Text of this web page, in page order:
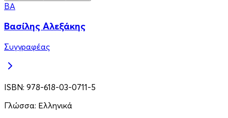
ΒΑ
Βασίλης Αλεξάκης
Συγγραφέας
ISBN: 978-618-03-0711-5
Γλώσσα: Ελληνικά